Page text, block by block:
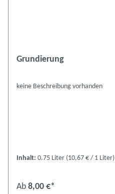
Grundierung
keine Beschreibung vorhanden
Inhalt: 0.75 Liter (10,67 € / 1 Liter)
Ab 8,00 €*